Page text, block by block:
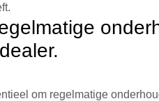
om regelmatige